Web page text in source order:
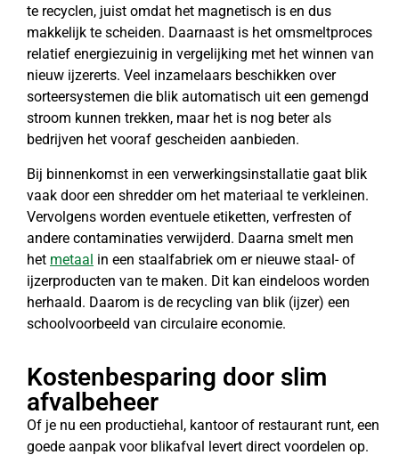
te recyclen, juist omdat het magnetisch is en dus
makkelijk te scheiden. Daarnaast is het omsmeltproces
relatief energiezuinig in vergelijking met het winnen van
nieuw ijzererts. Veel inzamelaars beschikken over
sorteersystemen die blik automatisch uit een gemengd
stroom kunnen trekken, maar het is nog beter als
bedrijven het vooraf gescheiden aanbieden.
Bij binnenkomst in een verwerkingsinstallatie gaat blik
vaak door een shredder om het materiaal te verkleinen.
Vervolgens worden eventuele etiketten, verfresten of
andere contaminaties verwijderd. Daarna smelt men
het metaal in een staalfabriek om er nieuwe staal- of
ijzerproducten van te maken. Dit kan eindeloos worden
herhaald. Daarom is de recycling van blik (ijzer) een
schoolvoorbeeld van circulaire economie.
Kostenbesparing door slim
afvalbeheer
Of je nu een productiehal, kantoor of restaurant runt, een
goede aanpak voor blikafval levert direct voordelen op.